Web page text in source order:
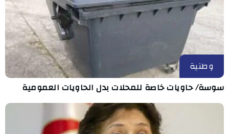
وطنية
سوسة/ حاويات خاصة للمحلات بدل الحاويات العمومية